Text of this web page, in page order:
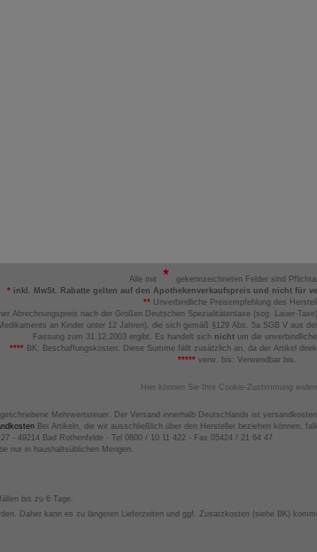
Alle mit
gekennzeichneten Felder sind
* inkl. MwSt. Rabatte gelten auf den Apothekenverkaufspreis und nicht für
**Unverbindliche Preisempfehlung des
Abrechnungspreis nach der Großen Deutschen Spezialitätentaxe (sog. Lauer-
an Kinder unter 12 Jahren), die sich gemäß §129 Abs. 5a SGB V aus
Fassung zum 31.12.2003 ergibt. Es handelt sich nicht um die
**** BK: Beschaffungskosten. Diese Summe fällt zusätzlich an, da der Artikel
***** verw. bis: Verwendbar bis.
Hier können Sie Ihre Cookie-Zustimmung
Mehrwertsteuer. Der Versand innerhalb Deutschlands ist
Bei Artikeln, die wir ausschließlich über den Hersteller beziehen können,
- 49214 Bad Rothenfelde - Tel 0800 / 10 11 422 - Fax 05424 / 21 64 47
nur in haushaltsüblichen Mengen.
bis zu 6 Tage.
Daher kann es zu längeren Lieferzeiten und ggf. Zusatzkosten (siehe BK)